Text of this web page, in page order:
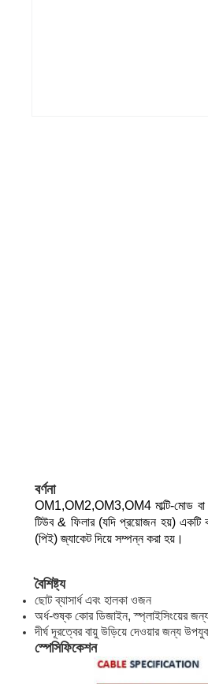
বর্ণনা
OM1,OM2,OM3,OM4 মাল্টি-মোড
টিউব & ফিলার (যদি প্রয়োজন হয়) একটি
(পিই) জ্যাকেট দিয়ে সম্পন্ন করা হয়।
বৈশিষ্ট্য
ছোট ব্যাসার্ধ এবং হালকা ওজন
অর্ধ-শুষ্ক কোর ডিজাইন, স্প্লাইসিংয়ের
দীর্ঘ দূরত্বের বায়ু উড়িয়ে দেওয়ার জন্য
স্পেসিফিকেশন